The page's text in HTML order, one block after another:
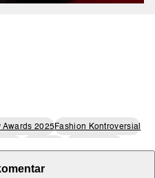
Awards 2025Fashion Kontroversial